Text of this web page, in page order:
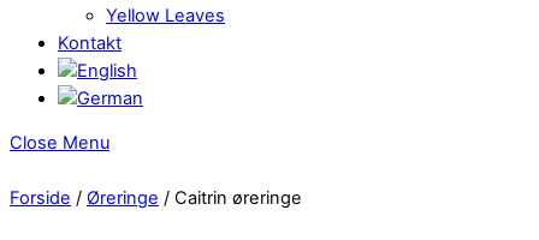
Yellow Leaves
Kontakt
Close Menu
Forside / Øreringe / Caitrin øreringe